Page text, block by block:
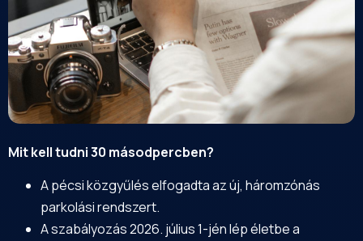
Mit kell tudni 30 másodpercben?
A pécsi közgyűlés elfogadta az új, háromzónás
parkolási rendszert.
A szabályozás 2026. július 1-jén lép életbe a